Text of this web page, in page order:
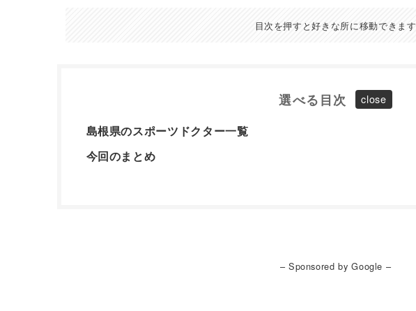
目次を押すと好きな所に移動できます
選べる目次
島根県のスポーツドクター一覧
今回のまとめ
– Sponsored by Google –